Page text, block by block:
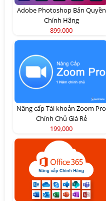
Adobe Photoshop Bản Quyền
Chính Hãng
899,000
Nâng cấp Tài khoản Zoom Pro
Chính Chủ Giá Rẻ
199,000